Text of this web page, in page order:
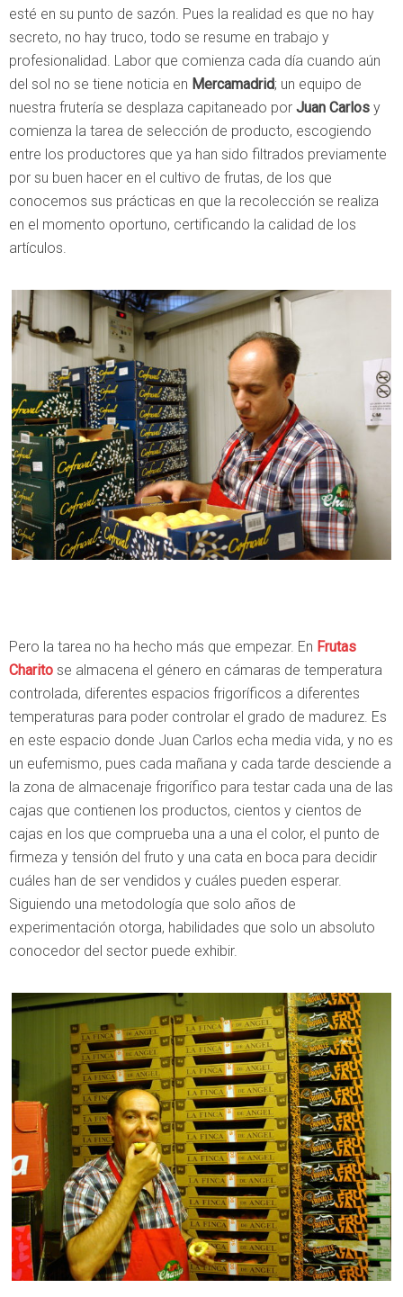
esté en su punto de sazón. Pues la realidad es que no hay
secreto, no hay truco, todo se resume en trabajo y
profesionalidad. Labor que comienza cada día cuando aún
del sol no se tiene noticia en Mercamadrid; un equipo de
nuestra frutería se desplaza capitaneado por Juan Carlos y
comienza la tarea de selección de producto, escogiendo
entre los productores que ya han sido filtrados previamente
por su buen hacer en el cultivo de frutas, de los que
conocemos sus prácticas en que la recolección se realiza
en el momento oportuno, certificando la calidad de los
artículos.
Pero la tarea no ha hecho más que empezar. En Frutas
Charito se almacena el género en cámaras de temperatura
controlada, diferentes espacios frigoríficos a diferentes
temperaturas para poder controlar el grado de madurez. Es
en este espacio donde Juan Carlos echa media vida, y no es
un eufemismo, pues cada mañana y cada tarde desciende a
la zona de almacenaje frigorífico para testar cada una de las
cajas que contienen los productos, cientos y cientos de
cajas en los que comprueba una a una el color, el punto de
firmeza y tensión del fruto y una cata en boca para decidir
cuáles han de ser vendidos y cuáles pueden esperar.
Siguiendo una metodología que solo años de
experimentación otorga, habilidades que solo un absoluto
conocedor del sector puede exhibir.